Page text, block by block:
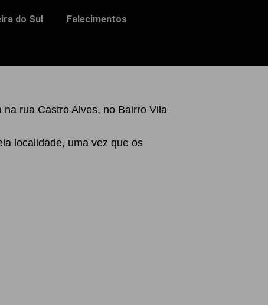
do Sul Falecimentos
rua Castro Alves, no Bairro Vila
localidade, uma vez que os